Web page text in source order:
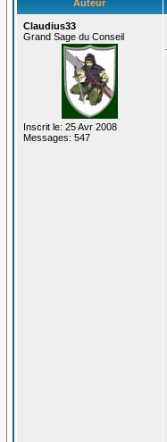
Auteur
Claudius33
Grand Sage du Conseil
Inscrit le: 25 Avr 2008
Messages: 547